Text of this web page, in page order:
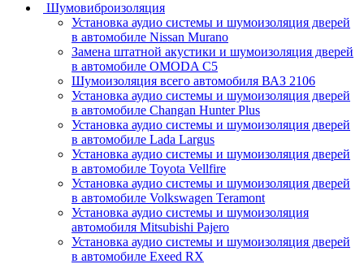
Шумовиброизоляция
Установка аудио системы и шумоизоляция дверей
в автомобиле Nissan Murano
Замена штатной акустики и шумоизоляция дверей
в автомобиле OMODA C5
Шумоизоляция всего автомобиля ВАЗ 2106
Установка аудио системы и шумоизоляция дверей
в автомобиле Changan Hunter Plus
Установка аудио системы и шумоизоляция дверей
в автомобиле Lada Largus
Установка аудио системы и шумоизоляция дверей
в автомобиле Toyota Vellfire
Установка аудио системы и шумоизоляция дверей
в автомобиле Volkswagen Teramont
Установка аудио системы и шумоизоляция
автомобиля Mitsubishi Pajero
Установка аудио системы и шумоизоляция дверей
в автомобиле Exeed RX